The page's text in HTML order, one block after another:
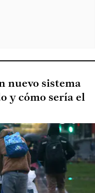
nuevo sistema
y cómo sería el